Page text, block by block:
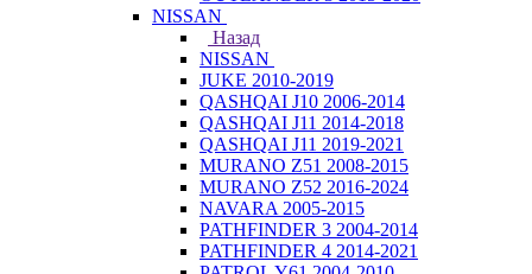
NISSAN
Назад
NISSAN
JUKE 2010-2019
QASHQAI J10 2006-2014
QASHQAI J11 2014-2018
QASHQAI J11 2019-2021
MURANO Z51 2008-2015
MURANO Z52 2016-2024
NAVARA 2005-2015
PATHFINDER 3 2004-2014
PATHFINDER 4 2014-2021